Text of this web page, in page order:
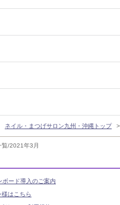
覧/2021年3月
ネイル・まつげサロン九州・沖縄トップ
ード導入のご案内
はこちら